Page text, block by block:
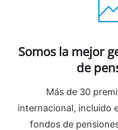
Somos la mejor
de
Más de 30
internacional, incluido
fondos de